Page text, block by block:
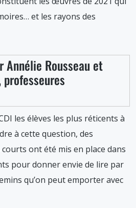
et les rayons des
Annélie Rousseau et
les élèves les plus réticents à
à cette question, des
ont été mis en place dans
pour donner envie de lire par
qu’on peut emporter avec